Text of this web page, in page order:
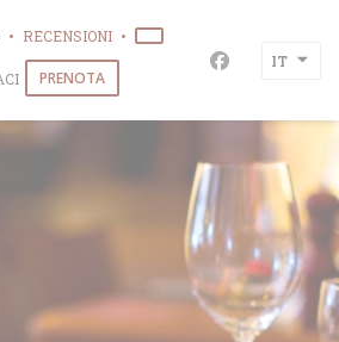
RECENSIONI
((APRE UNA NUOVA
PRENOTA Facebook
IT